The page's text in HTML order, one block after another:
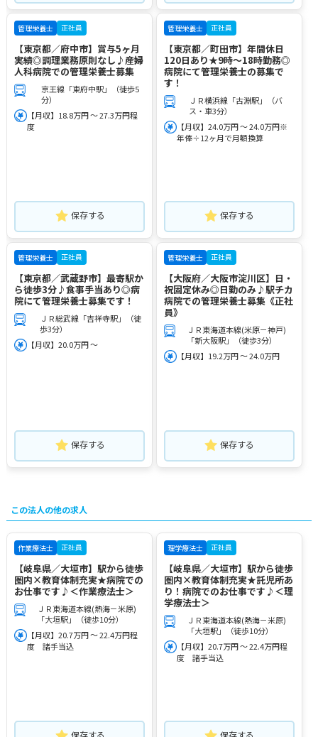
管理栄養士 正社員
【東京都／府中市】賞与5ヶ月
実績◎調理業務原則なし♪産婦
人科病院での管理栄養士募集
京王線「東府中駅」（徒歩5
分）
【月収】18.8万円 ～ 27.3万円程
度
保存する
管理栄養士 正社員
【東京都／町田市】年間休日
120日あり★9時～18時勤務◎
病院にて管理栄養士の募集で
す！
ＪＲ横浜線「古淵駅」（バ
ス・車3分）
【月収】24.0万円 ～ 24.0万円※
年俸÷12ヶ月で月額換算
保存する
管理栄養士 正社員
【東京都／武蔵野市】最寄駅か
ら徒歩3分♪食事手当あり◎病
院にて管理栄養士募集です！
ＪＲ総武線「吉祥寺駅」（徒
歩3分）
【月収】20.0万円 ～
保存する
管理栄養士 正社員
【大阪府／大阪市淀川区】日・
祝固定休み◎日勤のみ♪駅チカ
病院での管理栄養士募集《正社
員》
ＪＲ東海道本線(米原－神戸)
「新大阪駅」（徒歩3分）
【月収】19.2万円 ～ 24.0万円
保存する
この法人の他の求人
作業療法士 正社員
【岐阜県／大垣市】駅から徒歩
圏内×教育体制充実★病院での
お仕事です♪＜作業療法士＞
ＪＲ東海道本線(熱海－米原)
「大垣駅」（徒歩10分）
【月収】20.7万円 ～ 22.4万円程
度 諸手当込
理学療法士 正社員
【岐阜県／大垣市】駅から徒歩
圏内×教育体制充実★託児所あ
り！病院でのお仕事です♪＜理
学療法士＞
ＪＲ東海道本線(熱海－米原)
「大垣駅」（徒歩10分）
【月収】20.7万円 ～ 22.4万円程
度 諸手当込